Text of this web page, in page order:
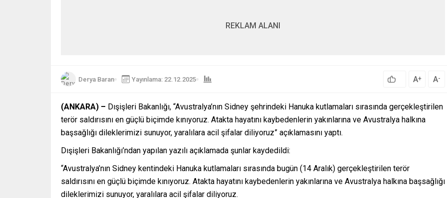
REKLAM ALANI
Derya Baran Yayınlama: 22.12.2025 A+ A-
(ANKARA) – Dışişleri Bakanlığı, “Avustralya’nın Sidney şehrindeki Hanuka kutlamaları sırasında gerçekleştirilen
terör saldırısını en güçlü biçimde kınıyoruz. Atakta hayatını kaybedenlerin yakınlarına ve Avustralya halkına
başsağlığı dileklerimizi sunuyor, yaralılara acil şifalar diliyoruz” açıklamasını yaptı.
Dışişleri Bakanlığı’ndan yapılan yazılı açıklamada şunlar kaydedildi:
“Avustralya’nın Sidney kentindeki Hanuka kutlamaları sırasında bugün (14 Aralık) gerçekleştirilen terör
saldırısını en güçlü biçimde kınıyoruz. Atakta hayatını kaybedenlerin yakınlarına ve Avustralya halkına başsağlığı
dileklerimizi sunuyor, yaralılara acil şifalar diliyoruz.